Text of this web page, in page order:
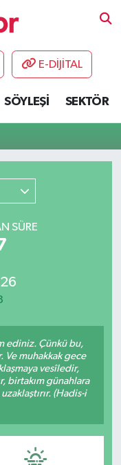
E-DİJİTAL
SÖYLEŞİ SEKTÖR
SÜRE
ediniz. Çünkü bu,
Ve muhakkak gece
vesîledir,
birtakım günahlara
(Hadis-i